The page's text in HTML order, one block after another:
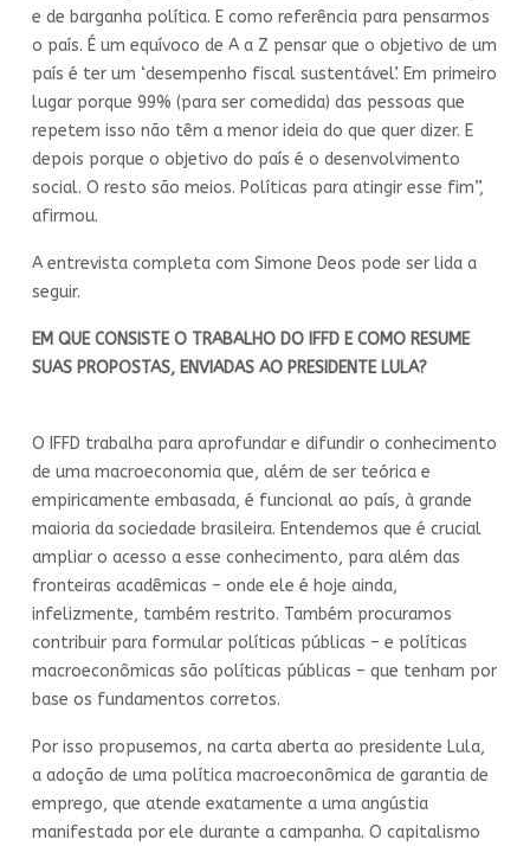
e de barganha política. E como referência para pensarmos
o país. É um equívoco de A a Z pensar que o objetivo de um
país é ter um ‘desempenho fiscal sustentável’. Em primeiro
lugar porque 99% (para ser comedida) das pessoas que
repetem isso não têm a menor ideia do que quer dizer. E
depois porque o objetivo do país é o desenvolvimento
social. O resto são meios. Políticas para atingir esse fim”,
afirmou.
A entrevista completa com Simone Deos pode ser lida a
seguir.
EM QUE CONSISTE O TRABALHO DO IFFD E COMO RESUME
SUAS PROPOSTAS, ENVIADAS AO PRESIDENTE LULA?
O IFFD trabalha para aprofundar e difundir o conhecimento
de uma macroeconomia que, além de ser teórica e
empiricamente embasada, é funcional ao país, à grande
maioria da sociedade brasileira. Entendemos que é crucial
ampliar o acesso a esse conhecimento, para além das
fronteiras acadêmicas – onde ele é hoje ainda,
infelizmente, também restrito. Também procuramos
contribuir para formular políticas públicas – e políticas
macroeconômicas são políticas públicas – que tenham por
base os fundamentos corretos.
Por isso propusemos, na carta aberta ao presidente Lula,
a adoção de uma política macroeconômica de garantia de
emprego, que atende exatamente a uma angústia
manifestada por ele durante a campanha. O capitalismo